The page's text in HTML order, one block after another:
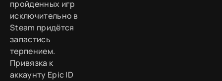
пройденных игр
исключительно в
Steam придётся
запастись
терпением.
Привязка к
аккаунту Epic ID